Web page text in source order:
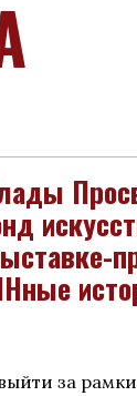
за